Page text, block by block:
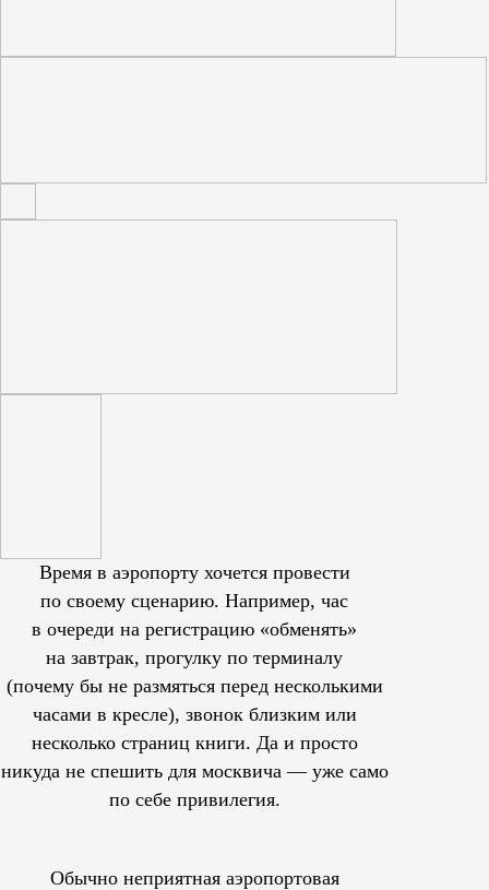
Время в аэропорту хочется провести
по своему сценарию. Например, час
в очереди на регистрацию «обменять»
на завтрак, прогулку по терминалу
(почему бы не размяться перед несколькими
часами в кресле), звонок близким или
несколько страниц книги. Да и просто
никуда не спешить для москвича — уже само
по себе привилегия.
Обычно неприятная аэропортовая